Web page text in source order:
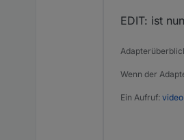
EDIT: ist
Wenn der
Ein Aufruf: video